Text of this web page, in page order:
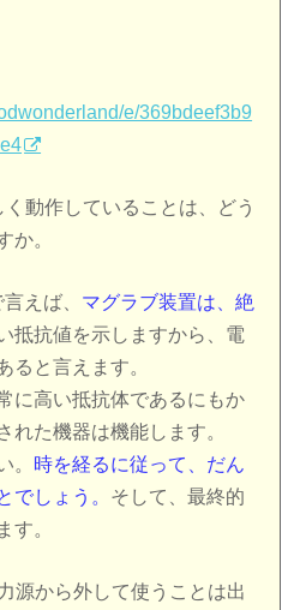
e/369bdeef3b9
動作していることは、どう
か。
えば、 マグラブ装置は、絶
抵抗値を示しますから、電
ると言えます。
に高い抵抗体であるにもか
れた機器は機能します。
。 時を経るに従って、だん
でしょう。 そして、最終的
す。
源から外して使うことは出